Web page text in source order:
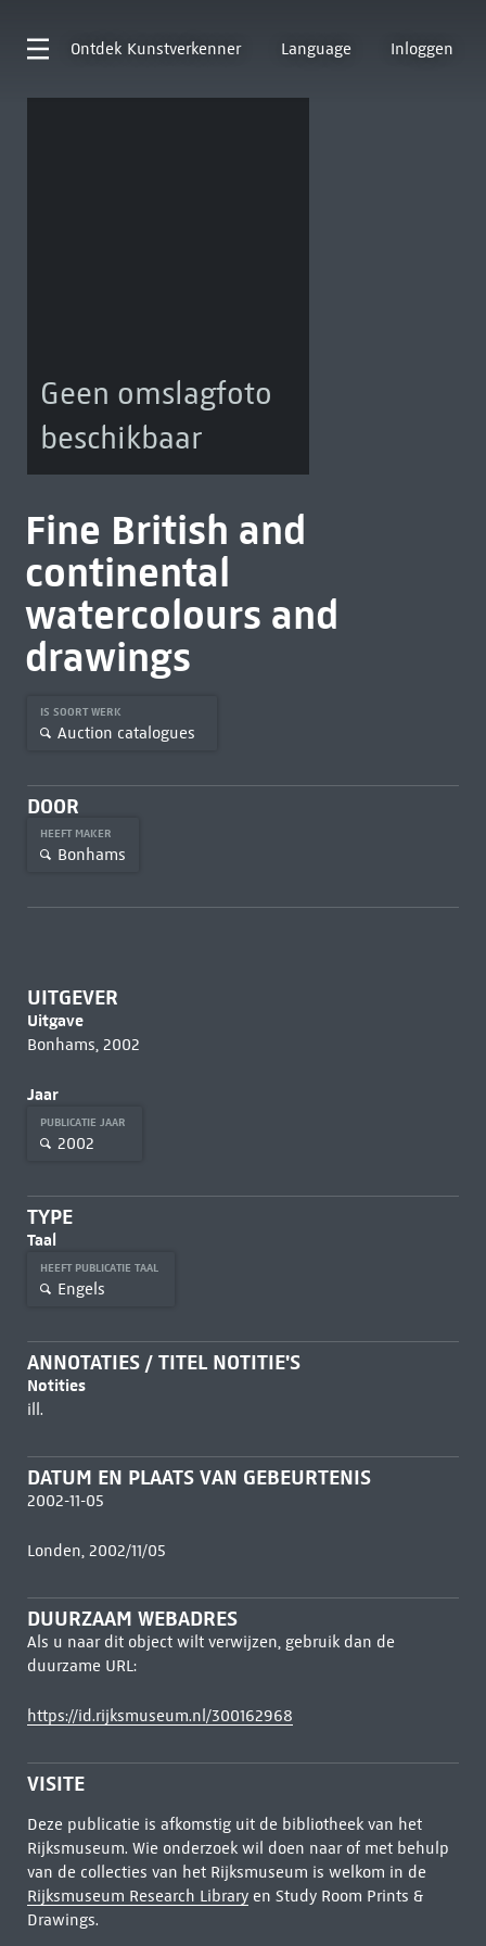
Ontdek Kunstverkenner Language Inloggen
Geen omslagfoto
beschikbaar
Fine British and
continental
watercolours and
drawings
IS SOORT WERK
Auction catalogues
DOOR
HEEFT MAKER
Bonhams
UITGEVER
Uitgave
Bonhams, 2002
Jaar
PUBLICATIE JAAR
2002
TYPE
Taal
HEEFT PUBLICATIE TAAL
Engels
ANNOTATIES / TITEL NOTITIE'S
Notities
ill.
DATUM EN PLAATS VAN GEBEURTENIS
2002-11-05
Londen, 2002/11/05
DUURZAAM WEBADRES
Als u naar dit object wilt verwijzen, gebruik dan de
duurzame URL:
https://id.rijksmuseum.nl/300162968
VISITE
Deze publicatie is afkomstig uit de bibliotheek van het
Rijksmuseum. Wie onderzoek wil doen naar of met behulp
van de collecties van het Rijksmuseum is welkom in de
Rijksmuseum Research Libraryen Study Room Prints &
Drawings.